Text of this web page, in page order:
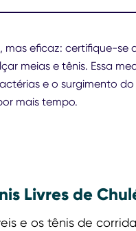
mas eficaz: certifique-se
meias e tênis. Essa
e o surgimento
mais tempo.
Livres de
e os tênis de